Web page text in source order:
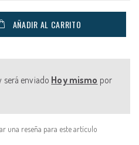
AÑADIR AL CARRITO
será enviado Hoy mismo por
una reseña para este artículo